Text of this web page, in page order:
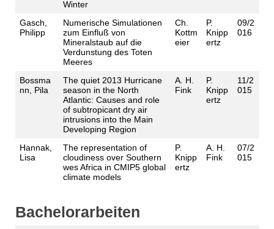
Winter
Gasch,
Philipp
Numerische Simulationen
zum Einfluß von
Mineralstaub auf die
Verdunstung des Toten
Meeres
Ch.
Kottm
eier
P.
Knipp
ertz
09/2
016
Bossma
nn, Pila
The quiet 2013 Hurricane
season in the North
Atlantic: Causes and role
of subtropicant dry air
intrusions into the Main
Developing Region
A. H.
Fink
P.
Knipp
ertz
11/2
015
Hannak,
Lisa
The representation of
cloudiness over Southern
wes Africa in CMIP5 global
climate models
P.
Knipp
ertz
A. H.
Fink
07/2
015
Bachelorarbeiten